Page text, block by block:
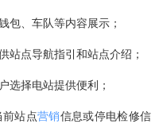
、车队等内容展示；
点导航指引和站点介绍；
择电站提供便利；
站点营销信息或停电检修信